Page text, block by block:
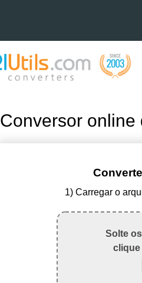
Conversor online
1) Carregar o
Solte
clique